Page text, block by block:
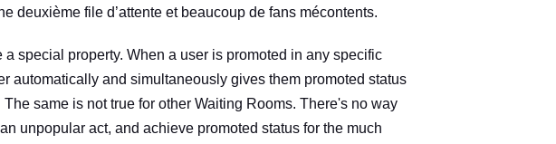
deuxième file d’attente et beaucoup de fans mécontents.
special property. When a user is promoted in any specific
automatically and simultaneously gives them promoted status
same is not true for other Waiting Rooms. There's no way
unpopular act, and achieve promoted status for the much